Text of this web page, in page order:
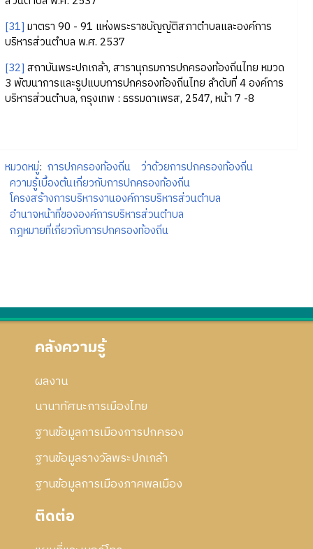
[31] มาตรา 90 - 91 แห่งพระราชบัญญัติสภาตำบลและองค์การ
บริหารส่วนตำบล พ.ศ. 2537
[32] สถาบันพระปกเกล้า, สารานุกรมการปกครองท้องถิ่นไทย หมวด
3 พัฒนาการและรูปแบบการปกครองท้องถิ่นไทย ลำดับที่ 4 องค์การ
บริหารส่วนตำบล, กรุงเทพ : ธรรมดาเพรส, 2547, หน้า 7 -8
หมวดหมู่: การปกครองท้องถิ่น
ว่าด้วยการปกครองท้องถิ่น
ความรู้เบื้องต้นเกี่ยวกับการปกครองท้องถิ่น
โครงสร้างการบริหารงานองค์การบริหารส่วนตำบล
อำนาจหน้าที่ขององค์การบริหารส่วนตำบล
กฎหมายที่เกี่ยวกับการปกครองท้องถิ่น
คลังความรู้
ผลงาน
นานาทัศนะการเมืองไทย
ฐานข้อมูลการเมืองการปกครอง
ฐานข้อมูลรางวัลพระปกเกล้า
ฐานข้อมูลการเมืองภาคพลเมือง
ติดต่อ